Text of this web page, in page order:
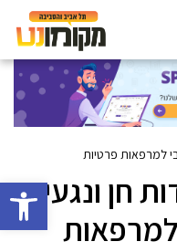
פתח
למרפאות פרטיות
חן ונגעי
למרפאות